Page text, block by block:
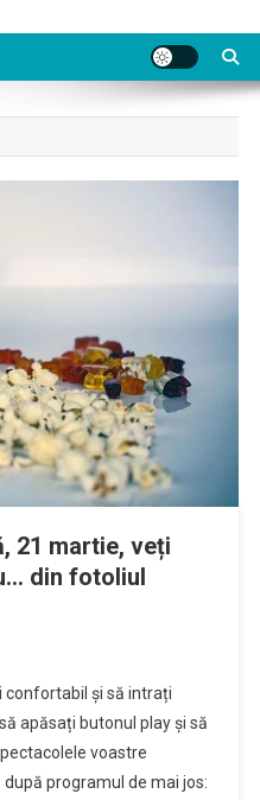
21 martie, veți
din fotoliul
confortabil și să intrați
apăsați butonul play și să
voastre
programul de mai jos: